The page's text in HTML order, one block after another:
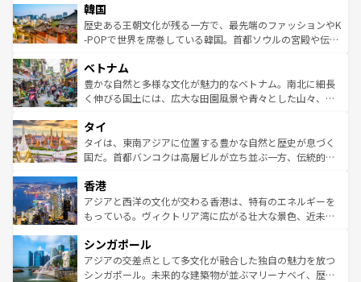
ワイを、存分に味わってほしい。 なお、新着のハワイ情報
はコンテンツ一覧を参照してほしい。
いる。アクティビティも充実しており、サーフィンやダイ
ビング、ハイキングなど、アウトドア好きにはたまらな
い。オーストラリアの多彩な魅力を存分に味わいつくそ
参照してほしい。
ン）、静ひつな山岳地帯である台湾東部など、都市の喧騒
と山間の静けさが共存しており、訪れる人に新しい発見と
驚きをもたらしてくれる。また、奥深い台湾の食文化も魅
容にもいいと評判のスイーツなど、バラエティ豊かな料理
が味わえる。 なお、新着の台湾情報は コンテンツ一覧を参
照してほしい。
韓国
歴史ある王朝文化が残る一方で、最先端のファッションやK
-POPで世界を席巻している韓国。首都ソウルの宮殿や伝統
き、地方に足を延ばせば四季折々の自然美を楽しむことが
できる。そして、キムチや焼肉、絶品のストリートフード
まで、さまざまな韓国料理が待っている。夜には、韓国な
リティに包まれながら、韓国の多彩な魅力を心ゆくまで味
わってみてほしい。 なお、新着の韓国情報はコンテンツ一
覧を参照してほしい。
ベトナム
豊かな自然と多様な文化が魅力的なベトナム。南北に細長
く伸びる国土には、広大な田園風景や青々とした山々、世
急速な発展と共に伝統が息づく。ハノイの古い町並みやホ
ーチミン市のフランス統治時代の建物も、独特の雰囲気を
醸し出している。また、バラエティの豊かさとおいしさで
とつ。フォーやバインミー、ベトナムコーヒーなどは、ぜ
ひ現地で味わいたい。どの地域を訪れてもあたたかい人々
が旅行者を迎えてくれるので、きっと忘れられない旅にな
参照してほしい。
タイ
タイは、東南アジアに位置する豊かな自然と歴史が息づく
国だ。首都バンコクは高層ビルが立ち並ぶ一方、伝統的な
の活気が交差している。北部ではチェンマイなどの山岳地
帯で自然と触れ合い、南部ではプーケットやクラビの美し
いビーチでリゾート気分を楽しむことができる。タイ料理
激する。気候は一年中温暖で、どの季節にも異なる楽しみ
が待っている。親しみやすいタイの人々、仏教を中心とし
た文化、そして多様な観光資源が、訪れる旅人を魅了し続
香港
アジアと西洋の文化が交わる香港は、特有のエネルギーを
もっている。ヴィクトリア湾に広がる壮大な景色、近未来
み、どこを訪れても感動するはず。観光スポットが密集し
ており、効率よく見どころを回れるのも魅力。息をのむよ
うな絶景から文化的な体験まで、香港を存分に楽しみ尽く
シンガポール
アジアの交差点として多文化が融合した独自の魅力を放つ
シンガポール。未来的な建築物が並ぶマリーナベイ、歴史